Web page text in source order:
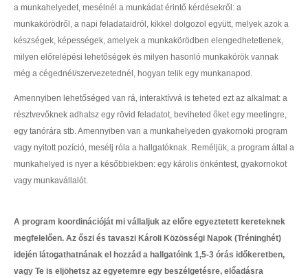
Állásportálok
Állásinterjú
Diplomás pályakövetés
Mentál Klub
Károli könyvek
Monográfia
Műfordítás, forrás
Idegennyelvű sorozatunk
a munkahelyedet, mesélnél a munkádat érintő kérdésekről: a
munkakörödről, a napi feladataidról, kikkel dolgozol együtt, melyek azok a
készségek, képességek, amelyek a munkakörödben elengedhetetlenek,
milyen előrelépési lehetőségek és milyen hasonló munkakörök vannak
még a cégednél/szervezetednél, hogyan telik egy munkanapod.
Amennyiben lehetőséged van rá, interaktívvá is teheted ezt az alkalmat: a
résztvevőknek adhatsz egy rövid feladatot, beviheted őket egy meetingre,
egy tanórára stb. Amennyiben van a munkahelyeden gyakornoki program
vagy nyitott pozíció, mesélj róla a hallgatóknak. Reméljük, a program által a
munkahelyed is nyer a későbbiekben: egy károlis önkéntest, gyakornokot
vagy munkavállalót.
A program koordinációját mi vállaljuk az előre egyeztetett kereteknek
megfelelően. Az őszi és tavaszi Károli Közösségi Napok (Tréninghét)
idején látogathatnának el hozzád a hallgatóink 1,5-3 órás időkeretben,
vagy Te is eljöhetsz az egyetemre egy beszélgetésre, előadásra